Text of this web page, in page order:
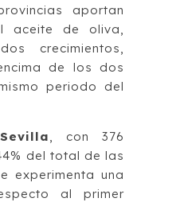
aportan
aceite de oliva,
crecimientos,
de los dos
periodo del
Sevilla, con 376
del total de las
experimenta una
al primer